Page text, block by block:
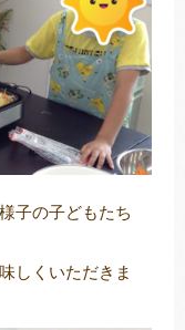
子の子どもたち
しくいただきま